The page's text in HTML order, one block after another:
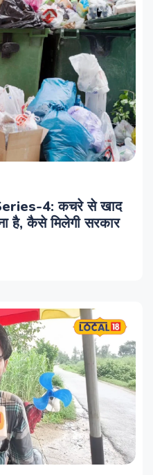
4: कचरे से खाद
है, कैसे मि‍लेगी सरकार